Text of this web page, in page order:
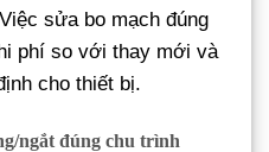
sửa bo mạch đúng
phí so với thay mới và
cho thiết bị.
ngắt đúng chu trình